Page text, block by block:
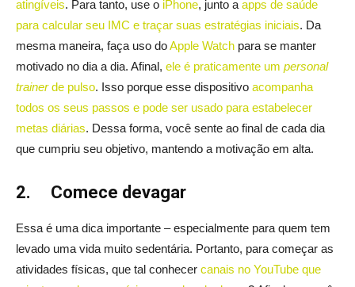
atingíveis. Para tanto, use o iPhone, junto a apps de saúde
para calcular seu IMC e traçar suas estratégias iniciais. Da
mesma maneira, faça uso doApple Watch para se manter
motivado no dia a dia. Afinal, ele é praticamente um personal
trainerde pulso. Isso porque esse dispositivo acompanha
todos os seus passos e pode ser usado para estabelecer
metas diárias. Dessa forma, você sente ao final de cada dia
que cumpriu seu objetivo, mantendo a motivação em alta.
2. Comece devagar
Essa é uma dica importante – especialmente para quem tem
levado uma vida muito sedentária. Portanto, para começar as
atividades físicas, que tal conhecer canais no YouTube que